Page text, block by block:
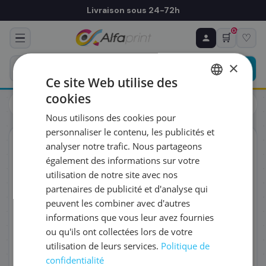
Livraison sous 24-72h
🛒
0
♡
Cartouches
Brother
ORIGINAL
♻ COMMANDE RÉCURRENTE
Prévoyez & économisez
Programmez votre prochain achat — notre équipe
vous prépare un devis personnalisé
RÉFÉRENCE DU PRODUIT
FRÉQUENCE
QUANTITÉ PAR LIVRAISON
DATE DE PREMIÈRE LIVRAISON SOUHAITÉE
×
Ce site Web utilise des
cookies
Nous utilisons des cookies pour
personnaliser le contenu, les publicités et
analyser notre trafic. Nous partageons
également des informations sur votre
utilisation de notre site avec nos
partenaires de publicité et d'analyse qui
peuvent les combiner avec d'autres
informations que vous leur avez fournies
ou qu'ils ont collectées lors de votre
utilisation de leurs services. Politique de
confidentialité